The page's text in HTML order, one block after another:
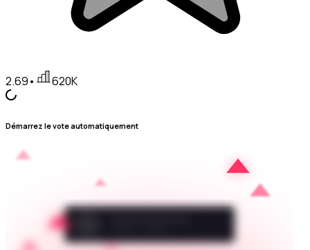
2.69• 620K
Démarrez le vote automatiquement